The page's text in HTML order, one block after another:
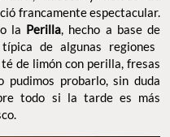
de algunas regiones
de limón con perilla, fresas
pudimos probarlo, sin duda
todo si la tarde es más